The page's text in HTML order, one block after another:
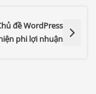
đề WordPress
phi lợi nhuận